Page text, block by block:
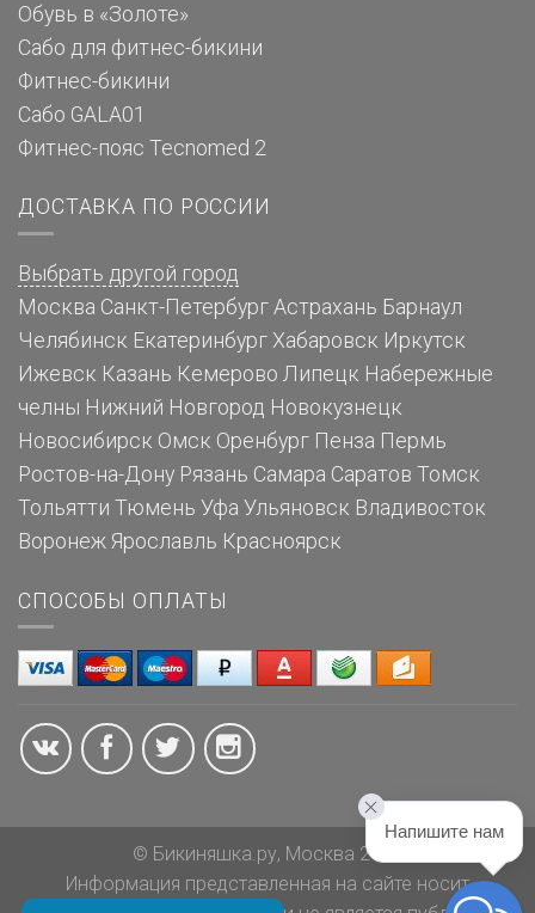
Обувь в «Золоте»
Сабо для фитнес-бикини
Фитнес-бикини
Сабо GALA01
Фитнес-пояс Tecnomed 2
ДОСТАВКА ПО РОССИИ
Выбрать другой город
Москва Санкт-Петербург Астрахань Барнаул
Челябинск Екатеринбург Хабаровск Иркутск
Ижевск Казань Кемерово Липецк Набережные
челны Нижний Новгород Новокузнецк
Новосибирск Омск Оренбург Пенза Пермь
Ростов-на-Дону Рязань Самара Саратов Томск
Тольятти Тюмень Уфа Ульяновск Владивосток
Воронеж Ярославль Красноярск
СПОСОБЫ ОПЛАТЫ
© Бикиняшка.ру, Москва 2026
Информация представленная на сайте носит
Напишите нам